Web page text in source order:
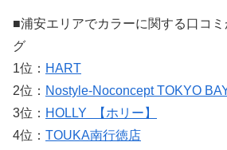
■浦安エリアでカラーに関する口コ
グ
1位： HART
2位： Nostyle‐Noconcept TOKYO
3位： HOLLY 【ホリー】
4位： TOUKA南行徳店